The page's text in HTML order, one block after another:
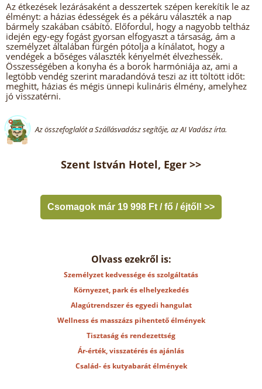
Az étkezések lezárásaként a desszertek szépen kerekítik le az
élményt: a házias édességek és a pékáru választék a nap
bármely szakában csábító. Előfordul, hogy a nagyobb teltház
idején egy-egy fogást gyorsan elfogyaszt a társaság, ám a
személyzet általában fürgén pótolja a kínálatot, hogy a
vendégek a bőséges választék kényelmét élvezhessék.
Összességében a konyha és a borok harmóniája az, ami a
legtöbb vendég szerint maradandóvá teszi az itt töltött időt:
meghitt, házias és mégis ünnepi kulináris élmény, amelyhez
jó visszatérni.
Az összefoglalót a Szállásvadász segítője, az AI Vadász írta.
Szent István Hotel, Eger >>
Csomagok már 19 998 Ft / fő / éjtől! >>
Olvass ezekről is:
Személyzet kedvessége és szolgáltatás
Környezet, park és elhelyezkedés
Alagútrendszer és egyedi hangulat
Wellness és masszázs pihentető élmények
Tisztaság és rendezettség
Ár-érték, visszatérés és ajánlás
Család- és kutyabarát élmények